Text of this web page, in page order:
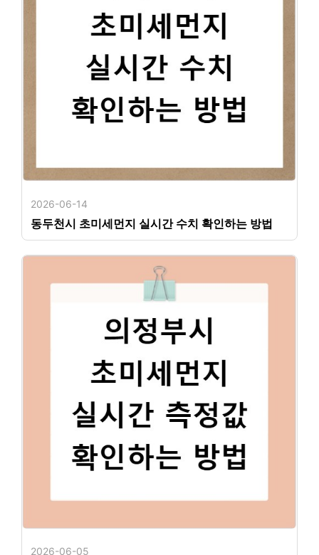
2026-06-14
동두천시 초미세먼지 실시간 수치 확인하는 방법
2026-06-05